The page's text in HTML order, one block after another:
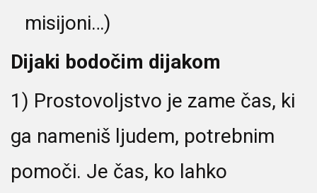
misijoni…)
Dijaki bodočim dijakom
1) Prostovoljstvo je zame čas, ki
ga nameniš ljudem, potrebnim
pomoči. Je čas, ko lahko